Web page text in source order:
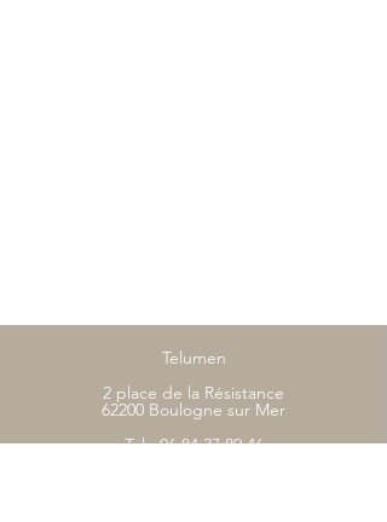
Telumen
2 place de la Résistance
62200 Boulogne sur Mer
Tel :06 84 37 89 46